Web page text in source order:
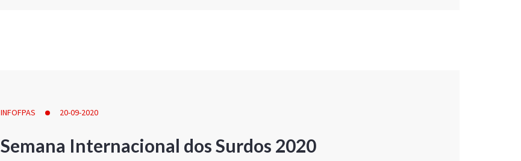
INFOFPAS 20-09-2020
Semana Internacional dos Surdos 2020